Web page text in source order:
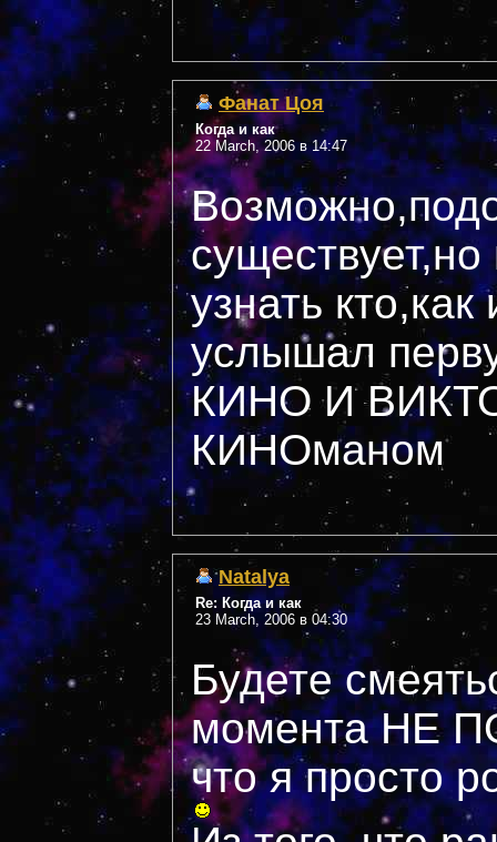
Фанат Цоя
Когда и как
22 March, 2006 в 14:47
узнать
услышал
КИНО И
КИНОманом
Natalya
Re: Когда и как
23 March, 2006 в 04:30
Будете
момента НЕ
что я просто